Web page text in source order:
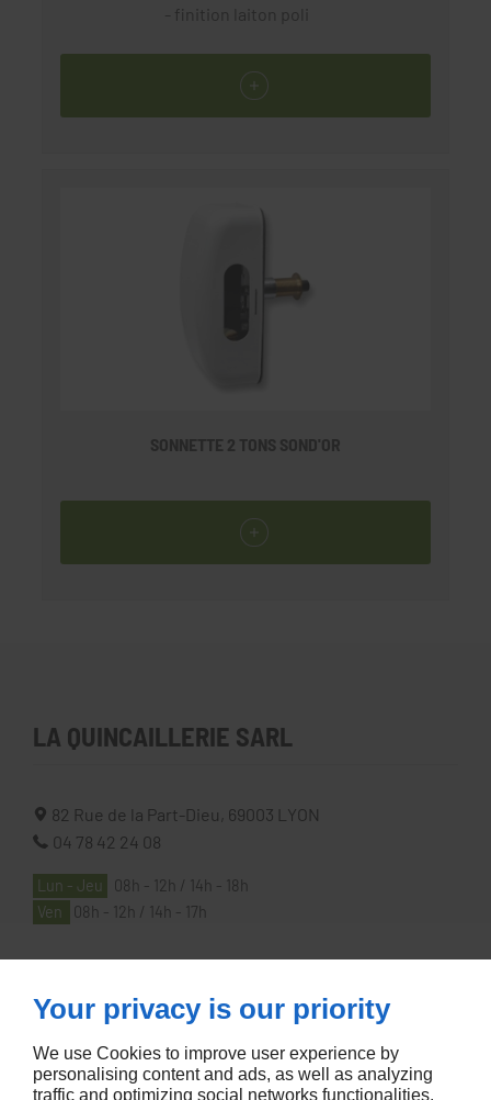
- finition laiton poli
SONNETTE 2 TONS SOND'OR
LA QUINCAILLERIE SARL
82 Rue de la Part-Dieu, 69003
LYON
04 78 42 24 08
Lun - Jeu
08h - 12h / 14h - 18h
Ven
08h - 12h / 14h - 17h
Accueil
Contactez-nous
Your privacy is our priority
We use Cookies to improve user experience by
personalising content and ads, as well as analyzing
traffic and optimizing social networks functionalities.